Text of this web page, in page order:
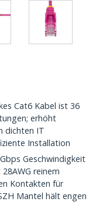
Cat6 Kabel ist 36
erhöht
dichten IT
Installation
Geschwindigkeit
reinem
Kontakten für
Mantel hält engen